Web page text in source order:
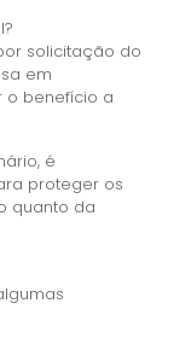
solicitação do
em
o benefício a
é
proteger os
quanto da